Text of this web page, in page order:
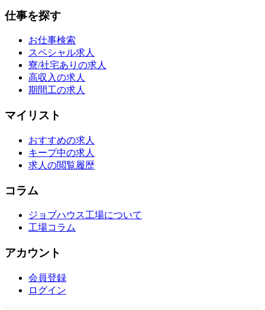
仕事を探す
お仕事検索
スペシャル求人
寮/社宅ありの求人
高収入の求人
期間工の求人
マイリスト
おすすめの求人
キープ中の求人
求人の閲覧履歴
コラム
ジョブハウス工場について
工場コラム
アカウント
会員登録
ログイン